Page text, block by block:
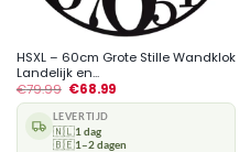
HSXL – 60cm Grote Stille Wandklok
Landelijk en...
€79.99 €68.99
LEVERTIJD
🇳🇱1 dag
🇧🇪1–2 dagen